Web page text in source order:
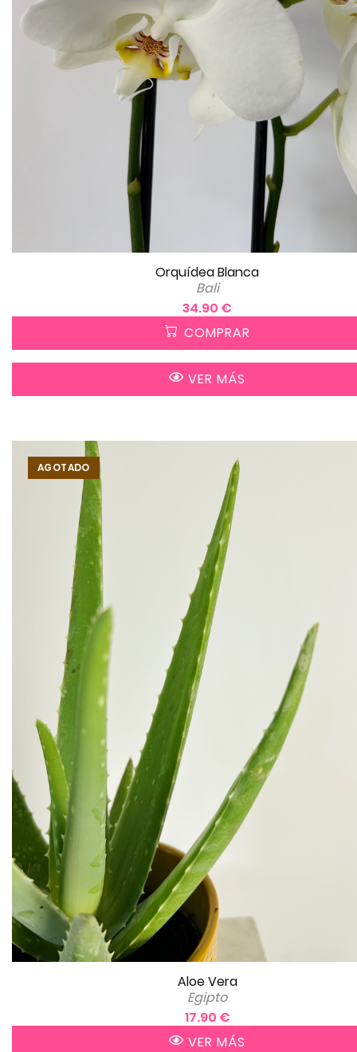
Orquídea Blanca
Bali
34.90 €
COMPRAR
VER MÁS
AGOTADO
Aloe Vera
Egipto
17.90 €
VER MÁS